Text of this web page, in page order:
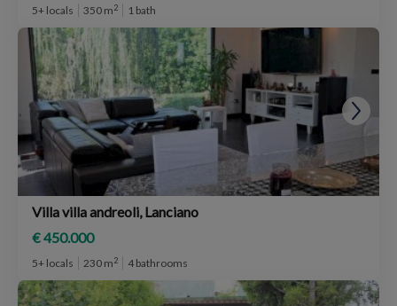
5+ locals 350 m2 1 bath
Villa villa andreoli, Lanciano
€ 450.000
5+ locals 230 m2 4 bathrooms